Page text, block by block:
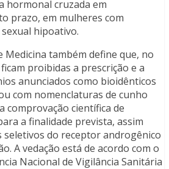
hormonal cruzada em
prazo, em mulheres com
hipoativo.
Medicina também define que, no
proibidas a prescrição e a
anunciados como bioidênticos
com nomenclaturas de cunho
comprovação científica de
a finalidade prevista, assim
seletivos do receptor androgênico
A vedação está de acordo com o
Nacional de Vigilância Sanitária